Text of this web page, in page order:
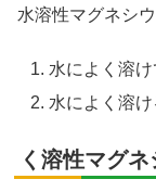
水溶性マグネシ
水によく溶け
水によく溶け
く溶性マグネ